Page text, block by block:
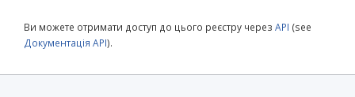
Ви можете отримати доступ до цього реєстру через API (see
Документація API).